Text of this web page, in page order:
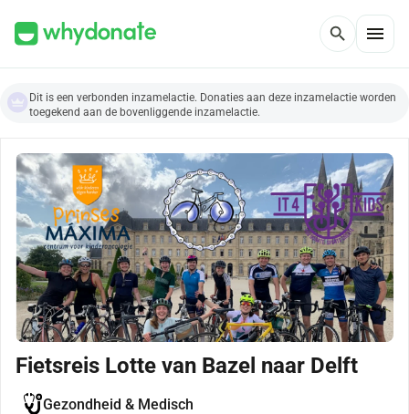
search menu
Dit is een verbonden inzamelactie. Donaties aan deze inzamelactie worden
toegekend aan de bovenliggende inzamelactie.
Fietsreis Lotte van Bazel naar Delft
Gezondheid & Medisch